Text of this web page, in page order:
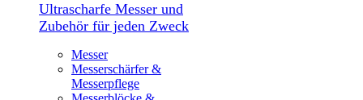
Ultrascharfe Messer und
Zubehör für jeden Zweck
Messer
Messerschärfer &
Messerpflege